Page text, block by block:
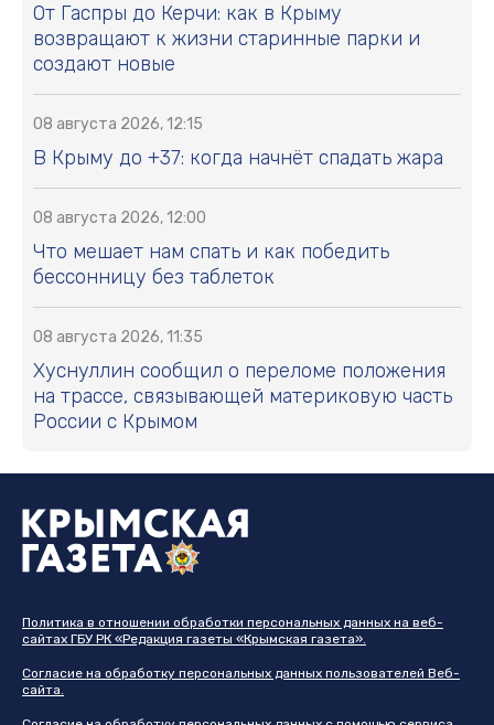
От Гаспры до Керчи: как в Крыму
возвращают к жизни старинные парки и
создают новые
08 августа 2026, 12:15
В Крыму до +37: когда начнёт спадать жара
08 августа 2026, 12:00
Что мешает нам спать и как победить
бессонницу без таблеток
08 августа 2026, 11:35
Хуснуллин сообщил о переломе положения
на трассе, связывающей материковую часть
России с Крымом
Политика в отношении обработки персональных данных на веб-
сайтах ГБУ РК «Редакция газеты «Крымская газета».
Согласие на обработку персональных данных пользователей Веб-
сайта.